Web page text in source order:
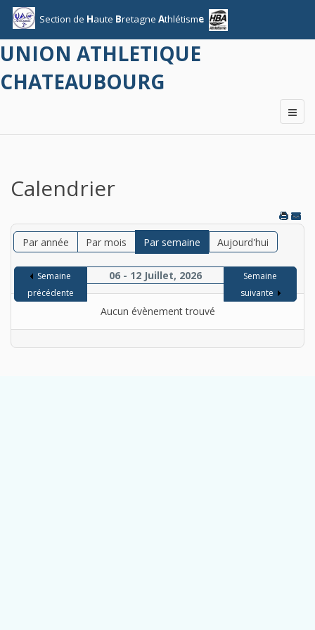
Section de Haute Bretagne Athlétisme
UNION ATHLETIQUE
CHATEAUBOURG
Calendrier
Par année Par mois Par semaine Aujourd'hui
Semaine
précédente
06 - 12 Juillet, 2026
Semaine
suivante
Aucun évènement trouvé